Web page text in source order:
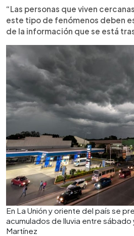
“Las personas que viven
este tipo de fenómenos deben
de la información que se está
En La Unión y oriente del país se
acumulados de lluvia entre sábado
Martínez